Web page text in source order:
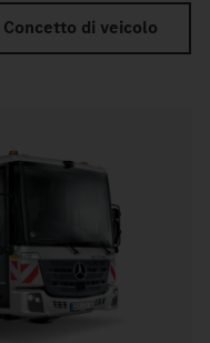
Concetto di veicolo